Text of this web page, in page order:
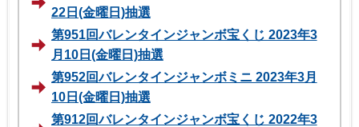
22日(金曜日)抽選
第951回バレンタインジャンボ宝くじ 2023年3
月10日(金曜日)抽選
第952回バレンタインジャンボミニ 2023年3月
10日(金曜日)抽選
第912回バレンタインジャンボ宝くじ 2022年3